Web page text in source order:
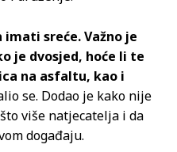
sreće. Važno je
je dvosjed, hoće li te
na asfaltu, kao i
se. Dodao je kako nije
više natjecatelja i da
događaju.